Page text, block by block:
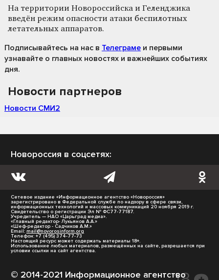
На территории Новороссийска и Геленджика
введён режим опасности атаки беспилотных
летательных аппаратов.
Подписывайтесь на нас в Телеграме и первыми
узнавайте о главных новостях и важнейших событиях
дня.
Новости партнеров
Новости СМИ2
Новороссия в соцсетях:
Сетевое издание «Информационное агентство «Новороссия»
зарегистрировано в Федеральной службе по надзору в сфере связи,
информационных технологий и массовых коммуникаций 20 ноября 2019 г.
Свидетельство о регистрации Эл № ФС77-77187.
Учредитель — НАО «Царьград медиа».
«Главный редактор- Лукьянов А.А.»
«Шеф-редактор - Садчиков А.М.»
Email: mail@novorosinform.org
Телефон: +7 (495) 374-77-73
Настоящий ресурс может содержать материалы 18+.
Использование любых материалов, размещённых на сайте, разрешается при
условии ссылки на сайт агентства.
© 2014-2021 Информационное агентство